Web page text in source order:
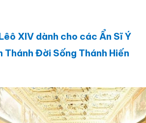
XIV dành cho các Ẩn Sĩ Ý
Thánh Đời Sống Thánh Hiến